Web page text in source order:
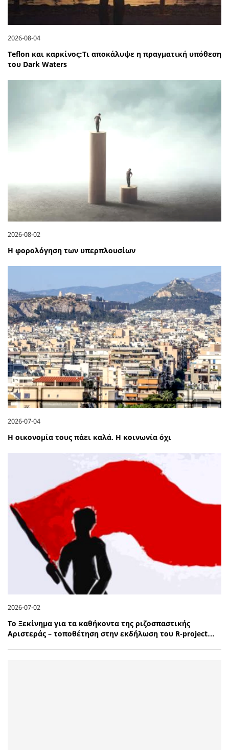
2026-08-04
Teflon και καρκίνος:Τι αποκάλυψε η πραγματική υπόθεση
του Dark Waters
2026-08-02
Η φορολόγηση των υπερπλουσίων
2026-07-04
Η οικονομία τους πάει καλά. Η κοινωνία όχι
2026-07-02
Το Ξεκίνημα για τα καθήκοντα της ριζοσπαστικής
Αριστεράς – τοποθέτηση στην εκδήλωση του R-project…